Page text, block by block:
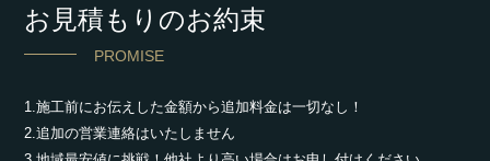
お見積もりのお約束
PROMISE
1.施工前にお伝えした金額から追加料金は一切なし！
2.追加の営業連絡はいたしません